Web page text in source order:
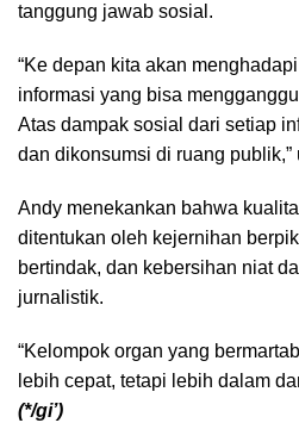
tanggung jawab sosial.
“Ke depan kita akan
informasi yang bisa
Atas dampak sosial dari setiap
dan dikonsumsi di ruang publik,”
Andy menekankan bahwa
ditentukan oleh kejernihan
bertindak, dan kebersihan niat
jurnalistik.
“Kelompok organ yang
lebih cepat, tetapi lebih dalam
(*/gi’)